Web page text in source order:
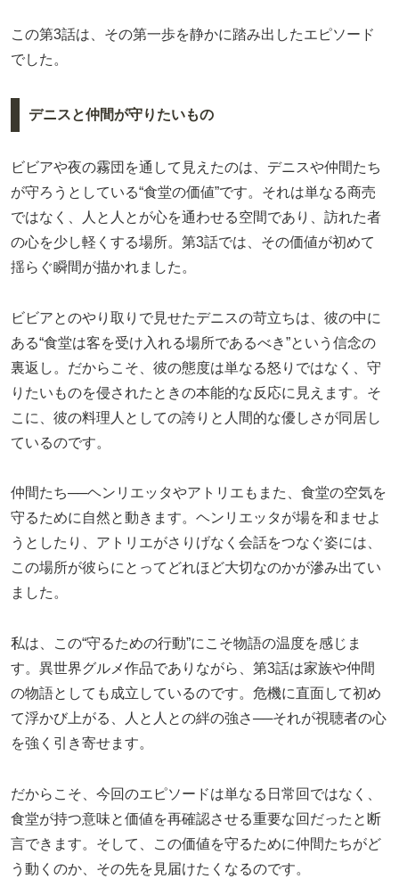
この第3話は、その第一歩を静かに踏み出したエピソード
でした。
デニスと仲間が守りたいもの
ビビアや夜の霧団を通して見えたのは、デニスや仲間たち
が守ろうとしている“食堂の価値”です。それは単なる商売
ではなく、人と人とが心を通わせる空間であり、訪れた者
の心を少し軽くする場所。第3話では、その価値が初めて
揺らぐ瞬間が描かれました。
ビビアとのやり取りで見せたデニスの苛立ちは、彼の中に
ある“食堂は客を受け入れる場所であるべき”という信念の
裏返し。だからこそ、彼の態度は単なる怒りではなく、守
りたいものを侵されたときの本能的な反応に見えます。そ
こに、彼の料理人としての誇りと人間的な優しさが同居し
ているのです。
仲間たち──ヘンリエッタやアトリエもまた、食堂の空気を
守るために自然と動きます。ヘンリエッタが場を和ませよ
うとしたり、アトリエがさりげなく会話をつなぐ姿には、
この場所が彼らにとってどれほど大切なのかが滲み出てい
ました。
私は、この“守るための行動”にこそ物語の温度を感じま
す。異世界グルメ作品でありながら、第3話は家族や仲間
の物語としても成立しているのです。危機に直面して初め
て浮かび上がる、人と人との絆の強さ──それが視聴者の心
を強く引き寄せます。
だからこそ、今回のエピソードは単なる日常回ではなく、
食堂が持つ意味と価値を再確認させる重要な回だったと断
言できます。そして、この価値を守るために仲間たちがど
う動くのか、その先を見届けたくなるのです。